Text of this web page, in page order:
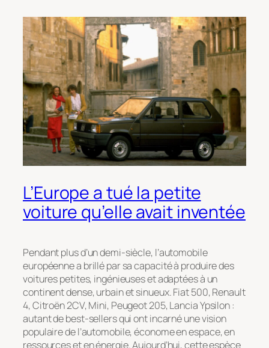
L’Europe a tué la petite
voiture qu’elle avait inventée
Pendant plus d’un demi-siècle, l’automobile
européenne a brillé par sa capacité à produire des
voitures petites, ingénieuses et adaptées à un
continent dense, urbain et sinueux. Fiat 500, Renault
4, Citroën 2CV, Mini, Peugeot 205, Lancia Ypsilon :
autant de best-sellers qui ont incarné une vision
populaire de l’automobile, économe en espace, en
ressources et en énergie. Aujourd’hui, cette espèce